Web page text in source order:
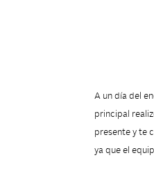
A un día del
principal
presente y te
ya que el